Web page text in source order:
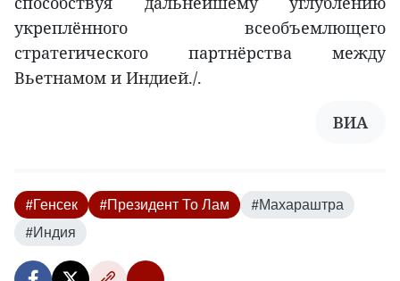
укреплённого всеобъемлющего
стратегического партнёрства между
Вьетнамом и Индией./.
ВИА
#Генсек #Президент То Лам
#Махараштра
#Индия